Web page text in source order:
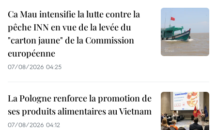
Ca Mau intensifie la lutte contre la
pêche INN en vue de la levée du
"carton jaune" de la Commission
européenne
07/08/2026 04:25
La Pologne renforce la promotion de
ses produits alimentaires au Vietnam
07/08/2026 04:12